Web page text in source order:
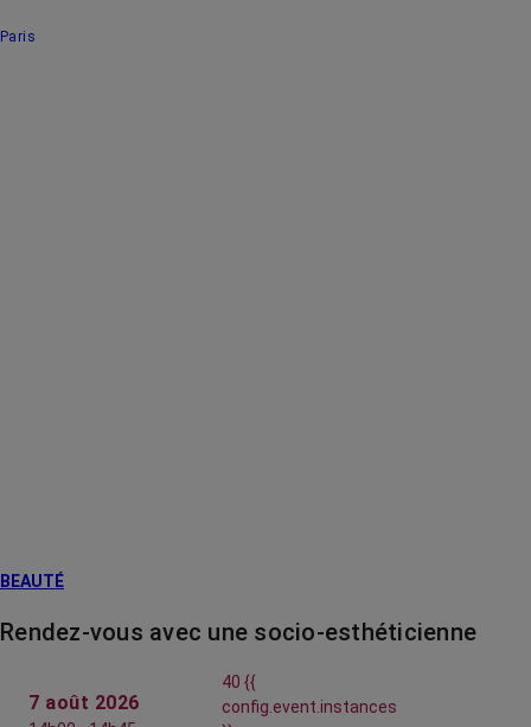
Paris
BEAUTÉ
Rendez-vous avec une socio-esthéticienne
7 août 2026
40 {{
config.event.instances